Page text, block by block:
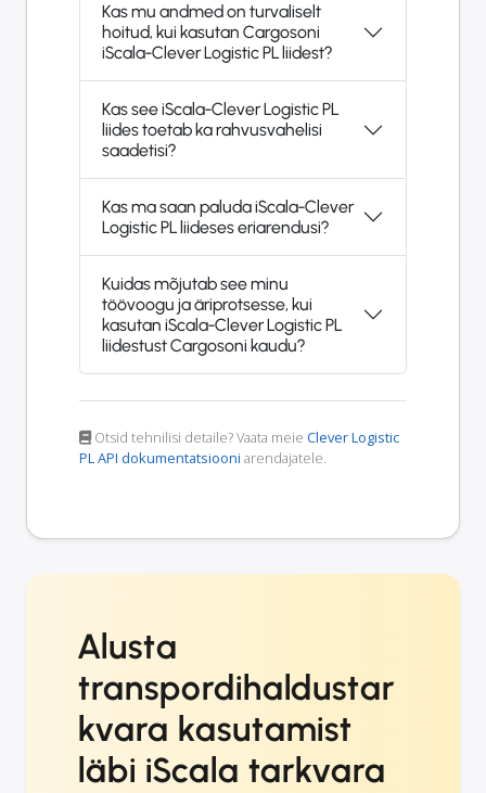
Kas mu andmed on turvaliselt
hoitud, kui kasutan Cargosoni
iScala-Clever Logistic PL liidest?
Kas see iScala-Clever Logistic PL
liides toetab ka rahvusvahelisi
saadetisi?
Kas ma saan paluda iScala-Clever
Logistic PL liideses eriarendusi?
Kuidas mõjutab see minu
töövoogu ja äriprotsesse, kui
kasutan iScala-Clever Logistic PL
liidestust Cargosoni kaudu?
Otsid tehnilisi detaile? Vaata meie Clever Logistic
PL API dokumentatsiooni arendajatele.
Alusta
transpordihaldustar
kvara kasutamist
läbi iScala tarkvara